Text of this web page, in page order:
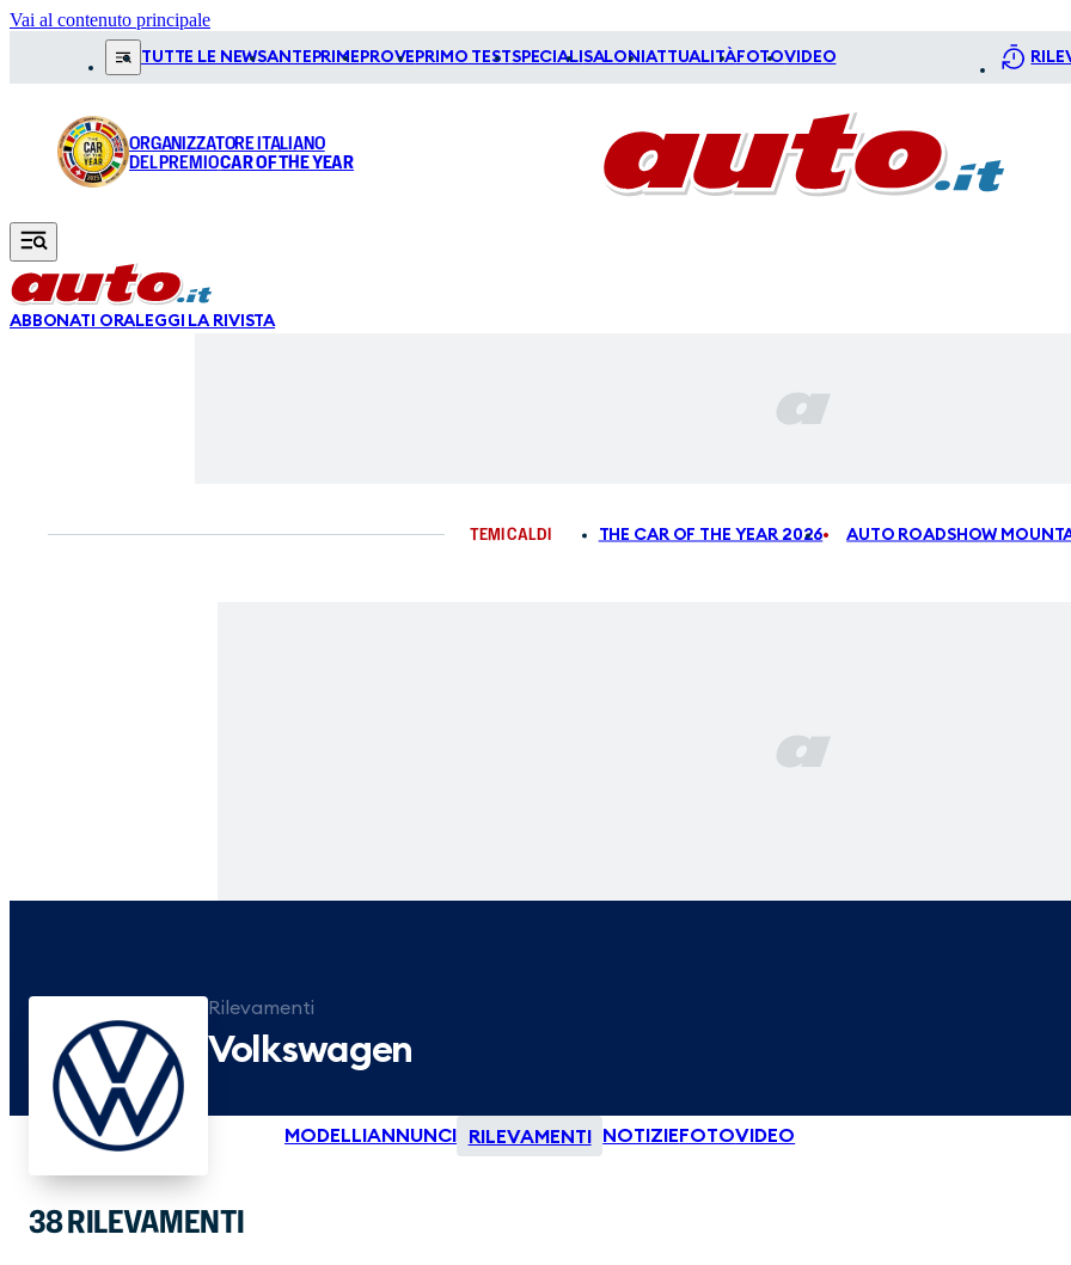
Vai al contenuto principale
TUTTE LE NEWSANTEPRIME PROVE PRIMO TESTSPECIALI SALONI ATTUALITÀFOTOVIDEO
ORGANIZZATORE ITALIANO
DEL PREMIOCAR OF THE YEAR
ABBONATI ORALEGGI LA RIVISTA
TEMI CALDI THE CAR OF THE YEAR 2026 AUTO ROADSHOW
Rilevamenti
Volkswagen
MODELLI ANNUNCI RILEVAMENTI NOTIZIE FOTOVIDEO
38 RILEVAMENTI